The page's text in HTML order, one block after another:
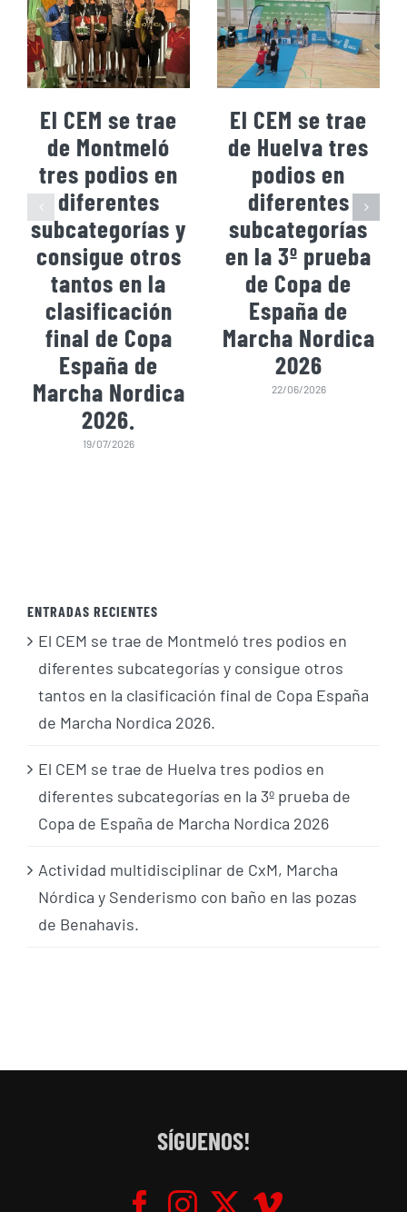
El CEM se trae
de Montmeló
tres podios en
diferentes
subcategorías y
consigue otros
tantos en la
clasificación
final de Copa
España de
Marcha Nordica
2026.
19/07/2026
El CEM se trae
de Huelva tres
podios en
diferentes
subcategorías
en la 3º prueba
de Copa de
España de
Marcha Nordica
2026
22/06/2026
ENTRADAS RECIENTES
El CEM se trae de Montmeló tres podios en
diferentes subcategorías y consigue otros
tantos en la clasificación final de Copa España
de Marcha Nordica 2026.
El CEM se trae de Huelva tres podios en
diferentes subcategorías en la 3º prueba de
Copa de España de Marcha Nordica 2026
Actividad multidisciplinar de CxM, Marcha
Nórdica y Senderismo con baño en las pozas
de Benahavis.
SÍGUENOS!